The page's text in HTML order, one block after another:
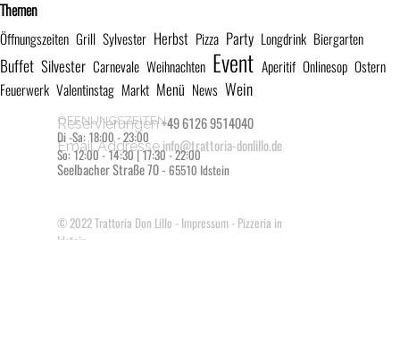
Block überspringen Themen
Themen
Öffnungszeiten Grill Sylvester Herbst Pizza Party Longdrink Biergarten
Buffet Silvester Carnevale Weihnachten Event Aperitif Onlinesop Ostern
Feuerwerk Valentinstag Markt Menü News Wein
© 2022Trattoria Don Lillo - Impressum - Pizzeria in
Idstein
Reservierungen+49 6126 9514040
Email Addresseinfo@trattoria-donlillo.de
ÖFFNUNGSZEITEN
Di -Sa: 18:00 - 23:00
So: 12:00 - 14:30 | 17:30 - 22:00
Seelbacher Straße 70 - 65510 Idstein